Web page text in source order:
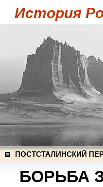
История
ПОСТСТАЛИНСКИЙ
БОРЬБА